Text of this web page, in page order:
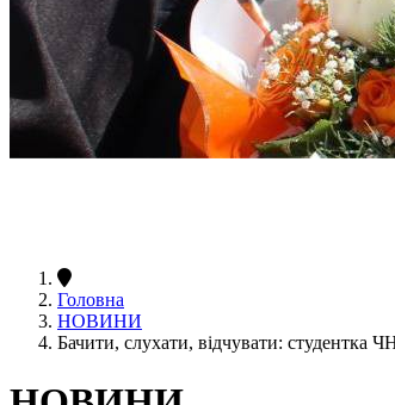
Головна
НОВИНИ
Бачити, слухати, відчувати: студентка